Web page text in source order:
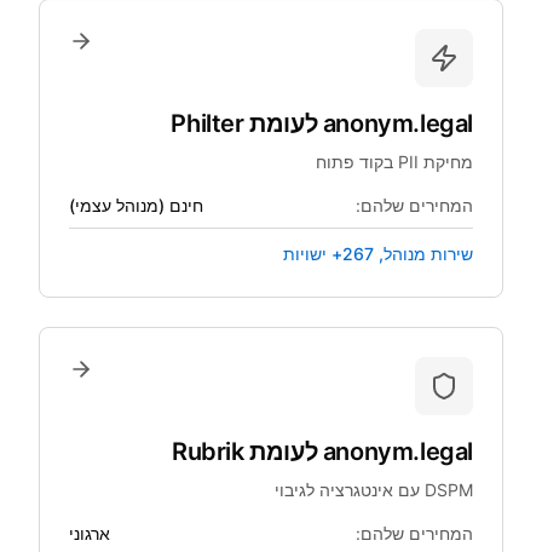
anonym.legal לעומתPhilter
מחיקת PII בקוד פתוח
המחירים שלהם: חינם (מנוהל עצמי)
שירות מנוהל, 267+ ישויות
anonym.legal לעומתRubrik
DSPM עם אינטגרציה לגיבוי
המחירים שלהם: ארגוני